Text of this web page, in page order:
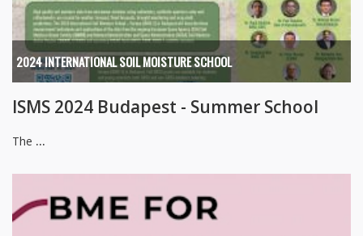
2024 INTERNATIONAL SOIL MOISTURE SCHOOL
ISMS 2024 Budapest - Summer School
The ...